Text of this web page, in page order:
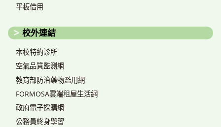
平板借用
校外連結
本校特約診所
空氣品質監測網
教育部防治藥物濫用網
FORMOSA雲端租屋生活網
政府電子採購網
公務員終身學習